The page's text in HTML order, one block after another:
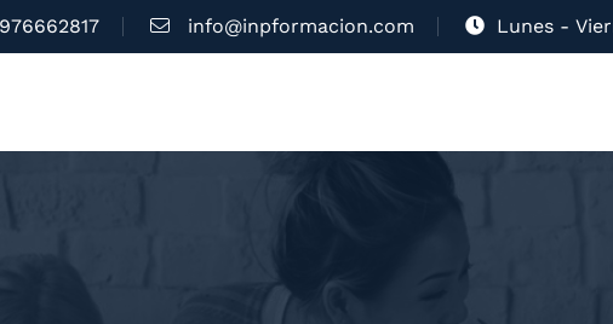
info@inpformacion.com Lunes -